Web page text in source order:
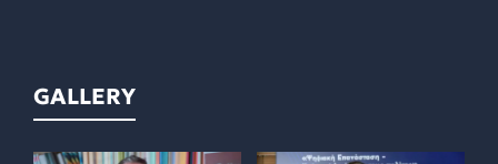
GALLERY